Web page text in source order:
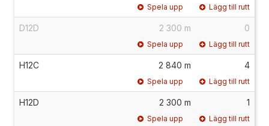
Spela upp Lägg till rutt
D12D 2 300 m 0
Spela upp Lägg till rutt
H12C 2 840 m 4
Spela upp Lägg till rutt
H12D 2 300 m 1
Spela upp Lägg till rutt